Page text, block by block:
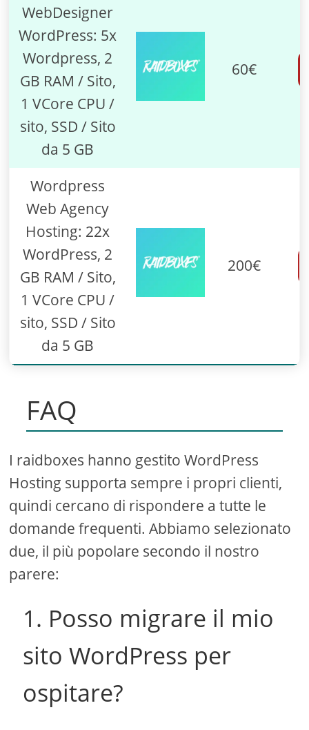
WebDesigner
WordPress: 5x
Wordpress, 2
GB RAM / Sito,
1 VCore CPU /
sito, SSD / Sito
da 5 GB
60€
Wordpress
Web Agency
Hosting: 22x
WordPress, 2
GB RAM / Sito,
1 VCore CPU /
sito, SSD / Sito
da 5 GB
200€
FAQ
I raidboxes hanno gestito WordPress
Hosting supporta sempre i propri clienti,
quindi cercano di rispondere a tutte le
domande frequenti. Abbiamo selezionato
due, il più popolare secondo il nostro
parere:
1. Posso migrare il mio
sito WordPress per
ospitare?